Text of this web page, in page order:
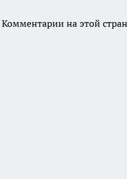
Комментарии на этой